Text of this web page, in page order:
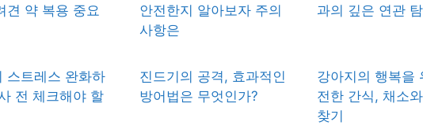
견 약 복용 중요
안전한지 알아보자 주의
사항은
과의 깊은 연관
스트레스 완화하
전 체크해야 할
진드기의 공격, 효과적인
방어법은 무엇인가?
강아지의 행복을
전한 간식, 채소
찾기